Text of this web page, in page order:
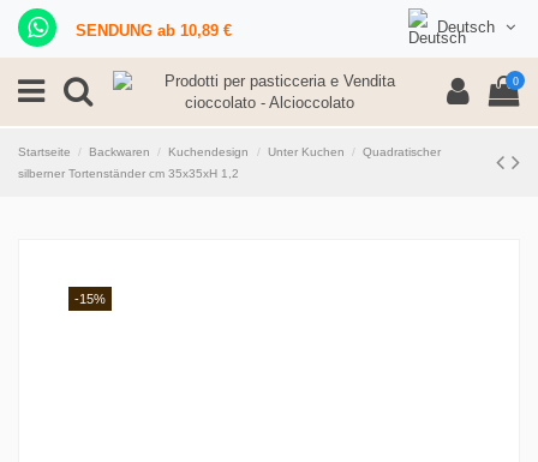
SENDUNG ab 10,89 € Deutsch
0
Startseite Backwaren Kuchendesign Unter Kuchen
Quadratischer
silberner Tortenständer cm 35x35xH 1,2
-15%